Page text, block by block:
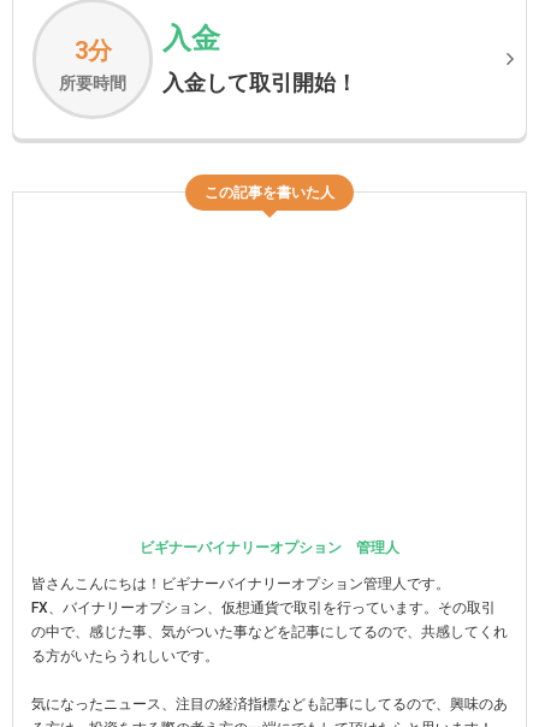
3分
所要時間
入金
入金して取引開始！
この記事を書いた人
ビギナーバイナリーオプション 管理人
皆さんこんにちは！ビギナーバイナリーオプション管理人です。
FX、バイナリーオプション、仮想通貨で取引を行っています。その取引
の中で、感じた事、気がついた事などを記事にしてるので、共感してくれ
る方がいたらうれしいです。
気になったニュース、注目の経済指標なども記事にしてるので、興味のあ